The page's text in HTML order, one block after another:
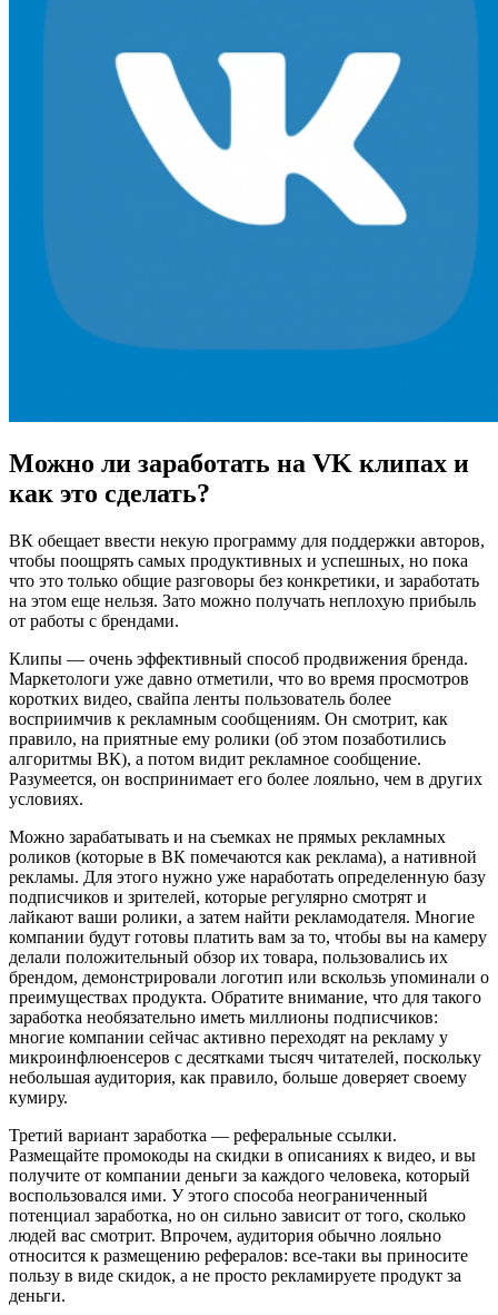
Можно ли заработать на VK клипах и
как это сделать?
ВК обещает ввести некую программу для поддержки авторов,
чтобы поощрять самых продуктивных и успешных, но пока
что это только общие разговоры без конкретики, и заработать
на этом еще нельзя. Зато можно получать неплохую прибыль
от работы с брендами.
Клипы — очень эффективный способ продвижения бренда.
Маркетологи уже давно отметили, что во время просмотров
коротких видео, свайпа ленты пользователь более
восприимчив к рекламным сообщениям. Он смотрит, как
правило, на приятные ему ролики (об этом позаботились
алгоритмы ВК), а потом видит рекламное сообщение.
Разумеется, он воспринимает его более лояльно, чем в других
условиях.
Можно зарабатывать и на съемках не прямых рекламных
роликов (которые в ВК помечаются как реклама), а нативной
рекламы. Для этого нужно уже наработать определенную базу
подписчиков и зрителей, которые регулярно смотрят и
лайкают ваши ролики, а затем найти рекламодателя. Многие
компании будут готовы платить вам за то, чтобы вы на камеру
делали положительный обзор их товара, пользовались их
брендом, демонстрировали логотип или вскользь упоминали о
преимуществах продукта. Обратите внимание, что для такого
заработка необязательно иметь миллионы подписчиков:
многие компании сейчас активно переходят на рекламу у
микроинфлюенсеров с десятками тысяч читателей, поскольку
небольшая аудитория, как правило, больше доверяет своему
кумиру.
Третий вариант заработка — реферальные ссылки.
Размещайте промокоды на скидки в описаниях к видео, и вы
получите от компании деньги за каждого человека, который
воспользовался ими. У этого способа неограниченный
потенциал заработка, но он сильно зависит от того, сколько
людей вас смотрит. Впрочем, аудитория обычно лояльно
относится к размещению рефералов: все-таки вы приносите
пользу в виде скидок, а не просто рекламируете продукт за
деньги.